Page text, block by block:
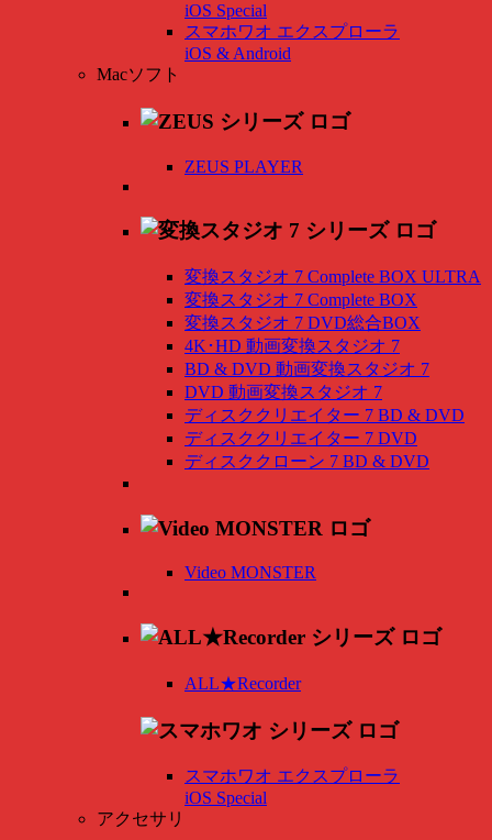
iOS Special
スマホワオ エクスプローラ
iOS & Android
Macソフト
ZEUS PLAYER
変換スタジオ 7 Complete BOX ULTRA
変換スタジオ 7 Complete BOX
変換スタジオ 7 DVD総合BOX
4K･HD 動画変換スタジオ 7
BD & DVD 動画変換スタジオ 7
DVD 動画変換スタジオ 7
ディスククリエイター 7 BD & DVD
ディスククリエイター 7 DVD
ディスククローン 7 BD & DVD
Video MONSTER
ALL★Recorder
スマホワオ エクスプローラ
iOS Special
アクセサリ